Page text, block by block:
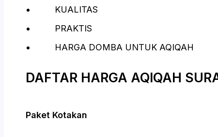
KUALITAS
PRAKTIS
HARGA DOMBA UNTUK AQIQAH
DAFTAR HARGA AQIQAH
Paket Kotakan